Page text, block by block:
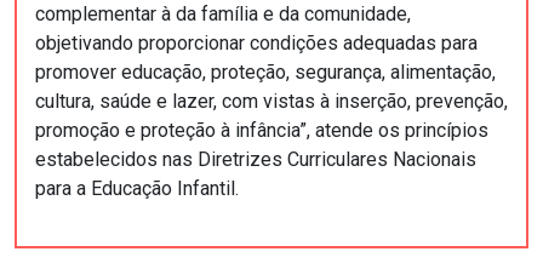
complementar à da família e da comunidade,
objetivando proporcionar condições adequadas para
promover educação, proteção, segurança, alimentação,
cultura, saúde e lazer, com vistas à inserção, prevenção,
promoção e proteção à infância”, atende os princípios
estabelecidos nas Diretrizes Curriculares Nacionais
para a Educação Infantil.